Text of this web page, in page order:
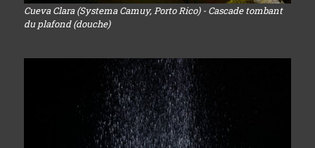
Cueva Clara (Systema Camuy, Porto Rico) - Cascade tombant
du plafond (douche)